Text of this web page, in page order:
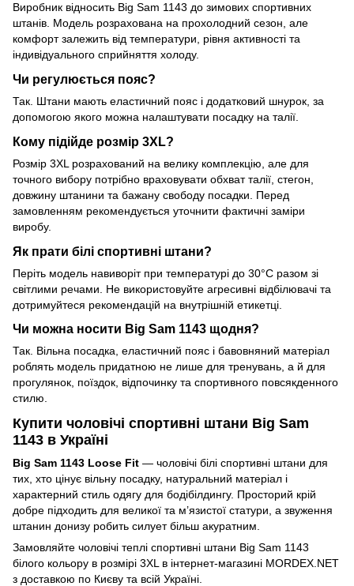
Виробник відносить Big Sam 1143 до зимових спортивних
штанів. Модель розрахована на прохолодний сезон, але
комфорт залежить від температури, рівня активності та
індивідуального сприйняття холоду.
Чи регулюється пояс?
Так. Штани мають еластичний пояс і додатковий шнурок, за
допомогою якого можна налаштувати посадку на талії.
Кому підійде розмір 3XL?
Розмір 3XL розрахований на велику комплекцію, але для
точного вибору потрібно враховувати обхват талії, стегон,
довжину штанини та бажану свободу посадки. Перед
замовленням рекомендується уточнити фактичні заміри
виробу.
Як прати білі спортивні штани?
Періть модель навиворіт при температурі до 30°C разом зі
світлими речами. Не використовуйте агресивні відбілювачі та
дотримуйтеся рекомендацій на внутрішній етикетці.
Чи можна носити Big Sam 1143 щодня?
Так. Вільна посадка, еластичний пояс і бавовняний матеріал
роблять модель придатною не лише для тренувань, а й для
прогулянок, поїздок, відпочинку та спортивного повсякденного
стилю.
Купити чоловічі спортивні штани Big Sam
1143 в Україні
Big Sam 1143 Loose Fit — чоловічі білі спортивні штани для
тих, хто цінує вільну посадку, натуральний матеріал і
характерний стиль одягу для бодібілдингу. Просторий крій
добре підходить для великої та м’язистої статури, а звуження
штанин донизу робить силует більш акуратним.
Замовляйте чоловічі теплі спортивні штани Big Sam 1143
білого кольору в розмірі 3XL в інтернет-магазині MORDEX.NET
з доставкою по Києву та всій Україні.